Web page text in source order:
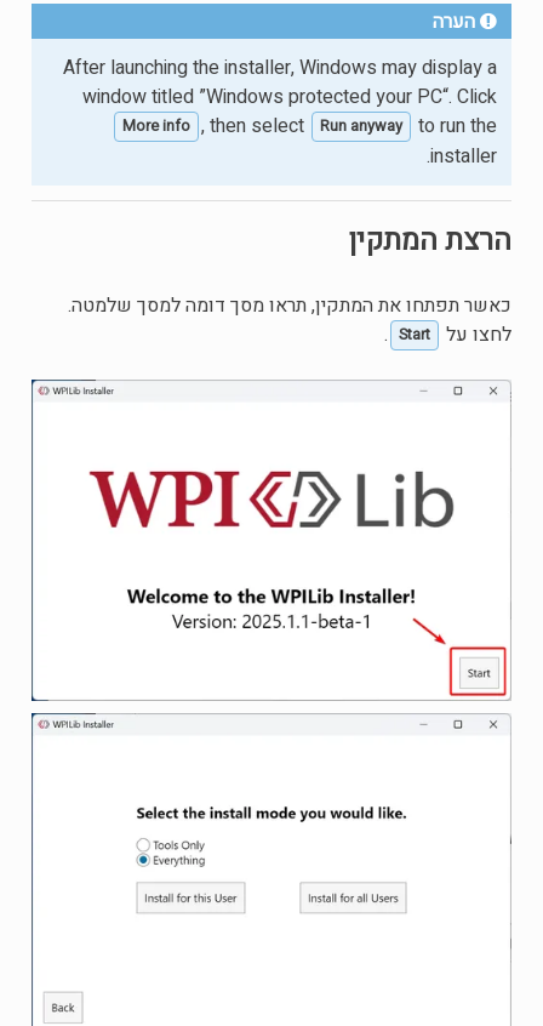
הערה
After launching the installer, Windows may display a
window titled ”Windows protected your PC“. Click
More info , then select Run anyway
to run the
installer.
הרצת המתקין
כאשר תפתחו את המתקין, תראו מסך דומה למסך שלמטה.
לחצו על
Start
.